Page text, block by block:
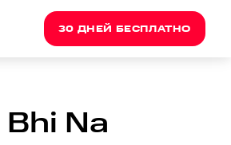
30 ДНЕЙ БЕСПЛАТНО
Na